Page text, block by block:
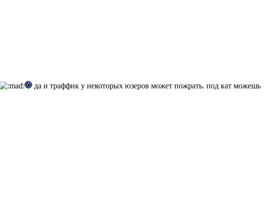
да и траффик у некоторых юзеров может пожрать. под кат можешь